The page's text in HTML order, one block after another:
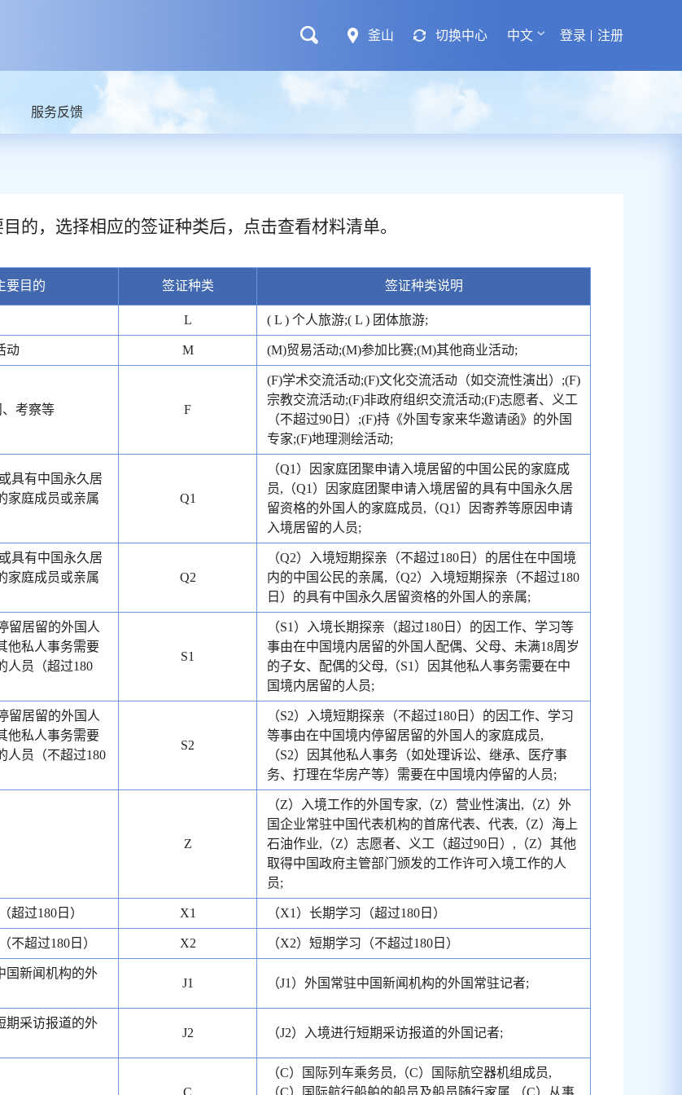
釜山 切换中心 中文 登录 注册
服务反馈
的，选择相应的签证种类后，点击查看材料清单。
要目的 签证种类 签证种类说明
L ( L ) 个人旅游;( L ) 团体旅游;
动 M (M)贸易活动;(M)参加比赛;(M)其他商业活动;
、考察等 F
(F)学术交流活动;(F)文化交流活动（如交流性演出）;(F)
宗教交流活动;(F)非政府组织交流活动;(F)志愿者、义工
（不超过90日）;(F)持《外国专家来华邀请函》的外国
专家;(F)地理测绘活动;
具有中国永久居
家庭成员或亲属
Q1
（Q1）因家庭团聚申请入境居留的中国公民的家庭成
员,（Q1）因家庭团聚申请入境居留的具有中国永久居
留资格的外国人的家庭成员,（Q1）因寄养等原因申请
入境居留的人员;
具有中国永久居
家庭成员或亲属
Q2
（Q2）入境短期探亲（不超过180日）的居住在中国境
内的中国公民的亲属,（Q2）入境短期探亲（不超过180
日）的具有中国永久居留资格的外国人的亲属;
留居留的外国人
他私人事务需要
人员（超过180
S1
（S1）入境长期探亲（超过180日）的因工作、学习等
事由在中国境内居留的外国人配偶、父母、未满18周岁
的子女、配偶的父母,（S1）因其他私人事务需要在中
国境内居留的人员;
留居留的外国人
他私人事务需要
人员（不超过180
S2
（S2）入境短期探亲（不超过180日）的因工作、学习
等事由在中国境内停留居留的外国人的家庭成员,
（S2）因其他私人事务（如处理诉讼、继承、医疗事
务、打理在华房产等）需要在中国境内停留的人员;
Z
（Z）入境工作的外国专家,（Z）营业性演出,（Z）外
国企业常驻中国代表机构的首席代表、代表,（Z）海上
石油作业,（Z）志愿者、义工（超过90日）,（Z）其他
取得中国政府主管部门颁发的工作许可入境工作的人
员;
超过180日） X1 （X1）长期学习（超过180日）
不超过180日） X2 （X2）短期学习（不超过180日）
国新闻机构的外
J1 （J1）外国常驻中国新闻机构的外国常驻记者;
期采访报道的外
J2 （J2）入境进行短期采访报道的外国记者;
C
（C）国际列车乘务员,（C）国际航空器机组成员,
（C）国际航行船舶的船员及船员随行家属,（C）从事